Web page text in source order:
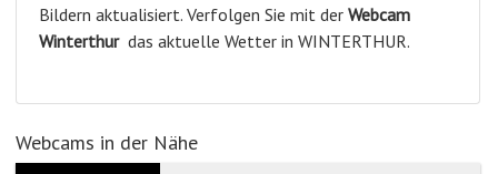
Bildern aktualisiert. Verfolgen Sie mit der Webcam
Winterthur das aktuelle Wetter in WINTERTHUR.
Webcams in der Nähe